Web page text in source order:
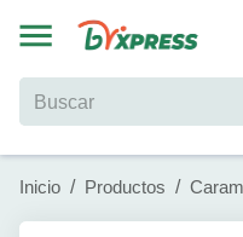
Inicio / Productos /